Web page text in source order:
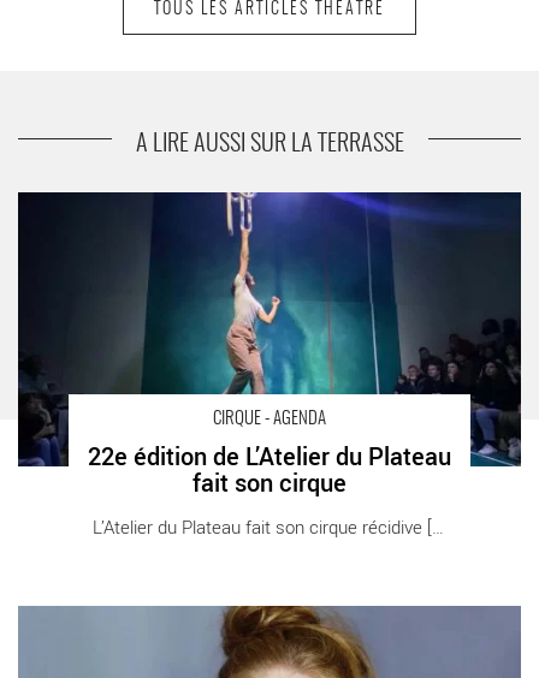
par Sandrine Nicolas
TOUS LES ARTICLES THÉÂTRE
A LIRE AUSSI SUR LA TERRASSE
CIRQUE - AGENDA
22e édition de L’Atelier du Plateau
fait son cirque
L’Atelier du Plateau fait son cirque récidive [...]
22e édition de L’Atelier du Plateau fait son cirque - Critique sortie
Cirque Paris L’Atelier du Plateau
« Révolte ou tentatives de l’échec » : entretien avec Johanne
Humblet - Critique sortie Cirque Annecy Bonlieu - scène